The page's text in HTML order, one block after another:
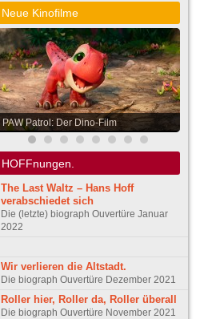
Neue Kinofilme
PAW Patrol: Der Dino-Film
HOFFnungen.
The Last Waltz – Hans Hoff
verabschiedet sich
Die (letzte) biograph Ouvertüre Januar
2022
Wir verlieren die Altstadt.
Die biograph Ouvertüre Dezember 2021
Roller hier, Roller da, Roller überall
Die biograph Ouvertüre November 2021